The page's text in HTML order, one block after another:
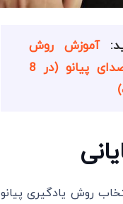
آموزش روش
تنظیم صدای پیانو (در 8
روش یادگیری پیانو